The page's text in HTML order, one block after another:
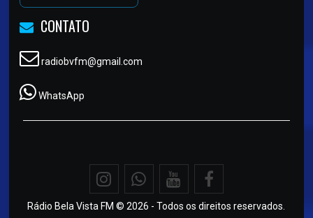
CONTATO
radiobvfm@gmail.com
WhatsApp
Rádio Bela Vista FM © 2026 - Todos os direitos reservados.